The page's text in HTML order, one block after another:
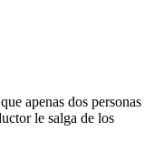
apenas dos personas
le salga de los